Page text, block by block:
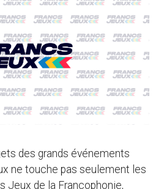
des grands événements
ne touche pas seulement les
Jeux de la Francophonie,